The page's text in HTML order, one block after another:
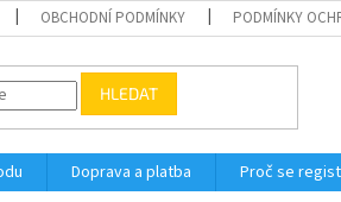
OBCHODNÍ PODMÍNKY PODMÍNKY
HLEDAT
Doprava a platba Proč se